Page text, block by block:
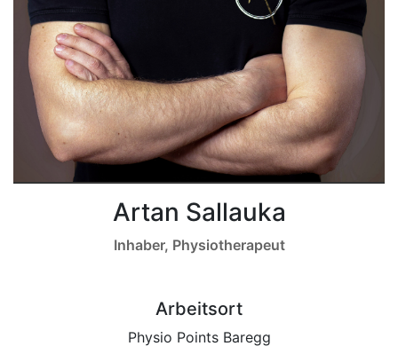
Artan Sallauka
Inhaber, Physiotherapeut
Arbeitsort
Physio Points Baregg